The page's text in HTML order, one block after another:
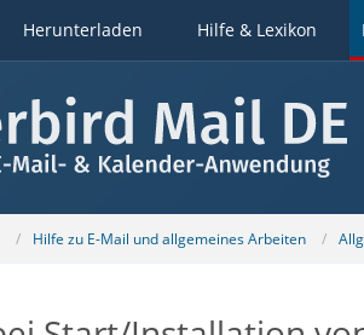
Herunterladen Hilfe & Lexikon
Hilfe zu E-Mail und allgemeines Arbeiten